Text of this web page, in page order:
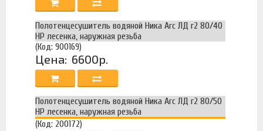
Полотенцесушитель водяной Ника Arc ЛД г2 80/40
НР лесенка, наружная резьба
(Код: 900169)
Цена: 6600р.
Полотенцесушитель водяной Ника Arc ЛД г2 80/50
НР лесенка, наружная резьба
(Код: 200172)